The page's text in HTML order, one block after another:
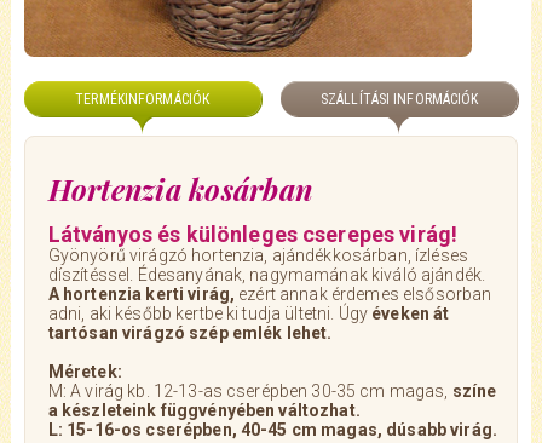
TERMÉKINFORMÁCIÓK SZÁLLÍTÁSI INFORMÁCIÓK
Hortenzia kosárban
Látványos és különleges cserepes virág!
Gyönyörű virágzó hortenzia, ajándékkosárban, ízléses
díszítéssel. Édesanyának, nagymamának kiváló ajándék.
A hortenzia kerti virág, ezért annak érdemes elsősorban
adni, aki később kertbe ki tudja ültetni. Úgy éveken át
tartósan virágzó szép emlék lehet.
Méretek:
M: A virág kb. 12-13-as cserépben 30-35 cm magas, színe
a készleteink függvényében változhat.
L: 15-16-os cserépben, 40-45 cm magas, dúsabb virág.